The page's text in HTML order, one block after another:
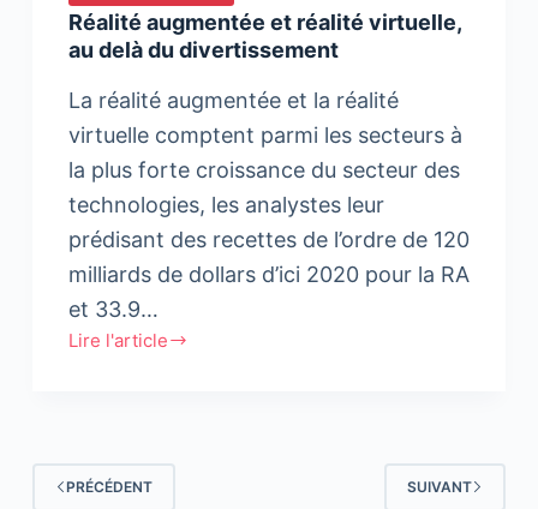
Réalité augmentée et réalité virtuelle,
au delà du divertissement
La réalité augmentée et la réalité
virtuelle comptent parmi les secteurs à
la plus forte croissance du secteur des
technologies, les analystes leur
prédisant des recettes de l’ordre de 120
milliards de dollars d’ici 2020 pour la RA
et 33.9…
Lire l'article
Réalité
virtuelle,
au
PRÉCÉDENT SUIVANT